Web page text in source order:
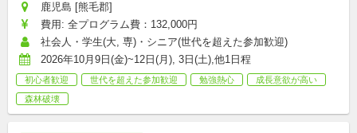
鹿児島 [熊毛郡]
費用: 全プログラム費：132,000円
社会人・学生(大, 専)・シニア(世代を超えた参加歓迎)
2026年10月9日(金)~12日(月), 3日(土),他1日程
初心者歓迎 世代を超えた参加歓迎 勉強熱心
成長意欲が高い
森林破壊